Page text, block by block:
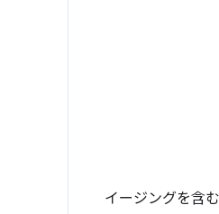
イージングを含